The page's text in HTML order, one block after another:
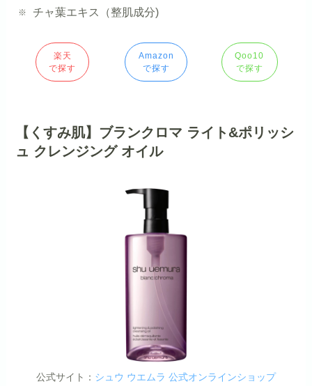
チャ葉エキス（整肌成分)
楽天
で探す
Amazon
で探す
Qoo10
で探す
【くすみ肌】ブランクロマ ライト&ポリッシ
ュ クレンジング オイル
公式サイト： シュウ ウエムラ 公式オンラインショップ